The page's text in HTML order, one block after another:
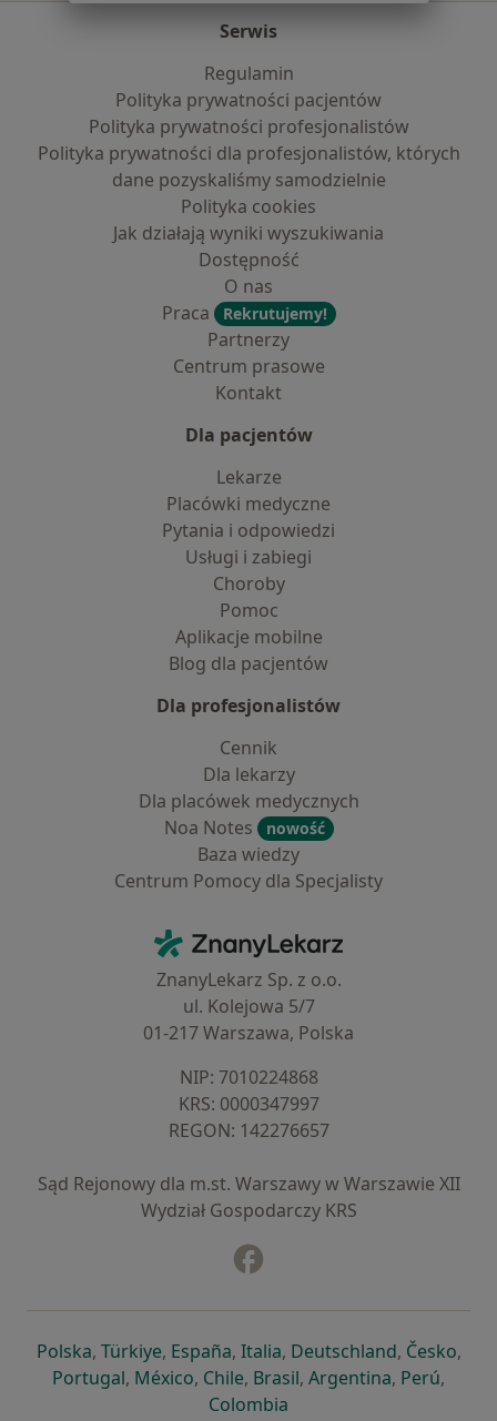
Serwis
Regulamin
Polityka prywatności pacjentów
Polityka prywatności profesjonalistów
Polityka prywatności dla profesjonalistów, których
dane pozyskaliśmy samodzielnie
Polityka cookies
Jak działają wyniki wyszukiwania
Dostępność
O nas
Praca
Rekrutujemy!
Partnerzy
Centrum prasowe
Kontakt
Dla pacjentów
Lekarze
Placówki medyczne
Pytania i odpowiedzi
Usługi i zabiegi
Choroby
Pomoc
Aplikacje mobilne
Blog dla pacjentów
Dla profesjonalistów
Cennik
Dla lekarzy
Dla placówek medycznych
Noa Notes
nowość
Baza wiedzy
Centrum Pomocy dla Specjalisty
ZnanyLekarz - Strona główna
ZnanyLekarz Sp. z o.o.
ul. Kolejowa 5/7
01-217 Warszawa, Polska
NIP: ⁠7010224868
KRS: ⁠0000347997
REGON: ⁠142276657
Sąd Rejonowy dla m.st. Warszawy w Warszawie XII
Wydział Gospodarczy KRS
Polskaotwiera się w nowej karcie
, Türkiyeotwiera się w nowej karcie
, Españaotwiera się w nowej karcie
, Italiaotwiera się w nowej
, Deutschlandotwiera się
, Česko,
Portugalotwiera się w nowej karcie
, Méxicootwiera się w nowej karcie
, Chileotwiera się w nowej karcie
, Brasilotwiera się w nowej
, Argentinaotwiera się
, Perú,
Colombia